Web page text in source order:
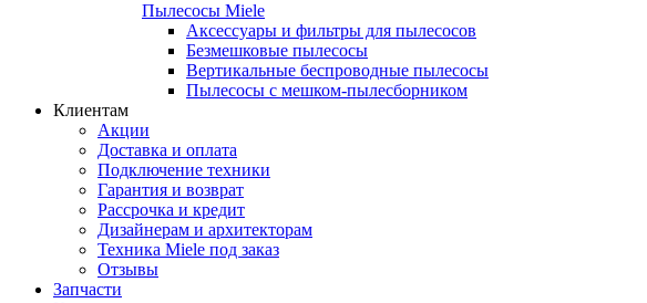
Пылесосы Miele
Аксессуары и фильтры для пылесосов
Безмешковые пылесосы
Вертикальные беспроводные пылесосы
Пылесосы с мешком-пылесборником
Клиентам
Акции
Доставка и оплата
Подключение техники
Гарантия и возврат
Рассрочка и кредит
Дизайнерам и архитекторам
Техника Miele под заказ
Отзывы
Запчасти